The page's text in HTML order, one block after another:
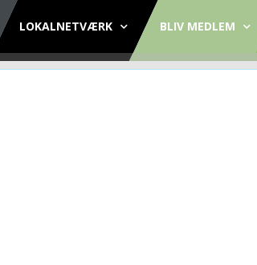
LOKALNETVÆRK BLIV MEDLEM